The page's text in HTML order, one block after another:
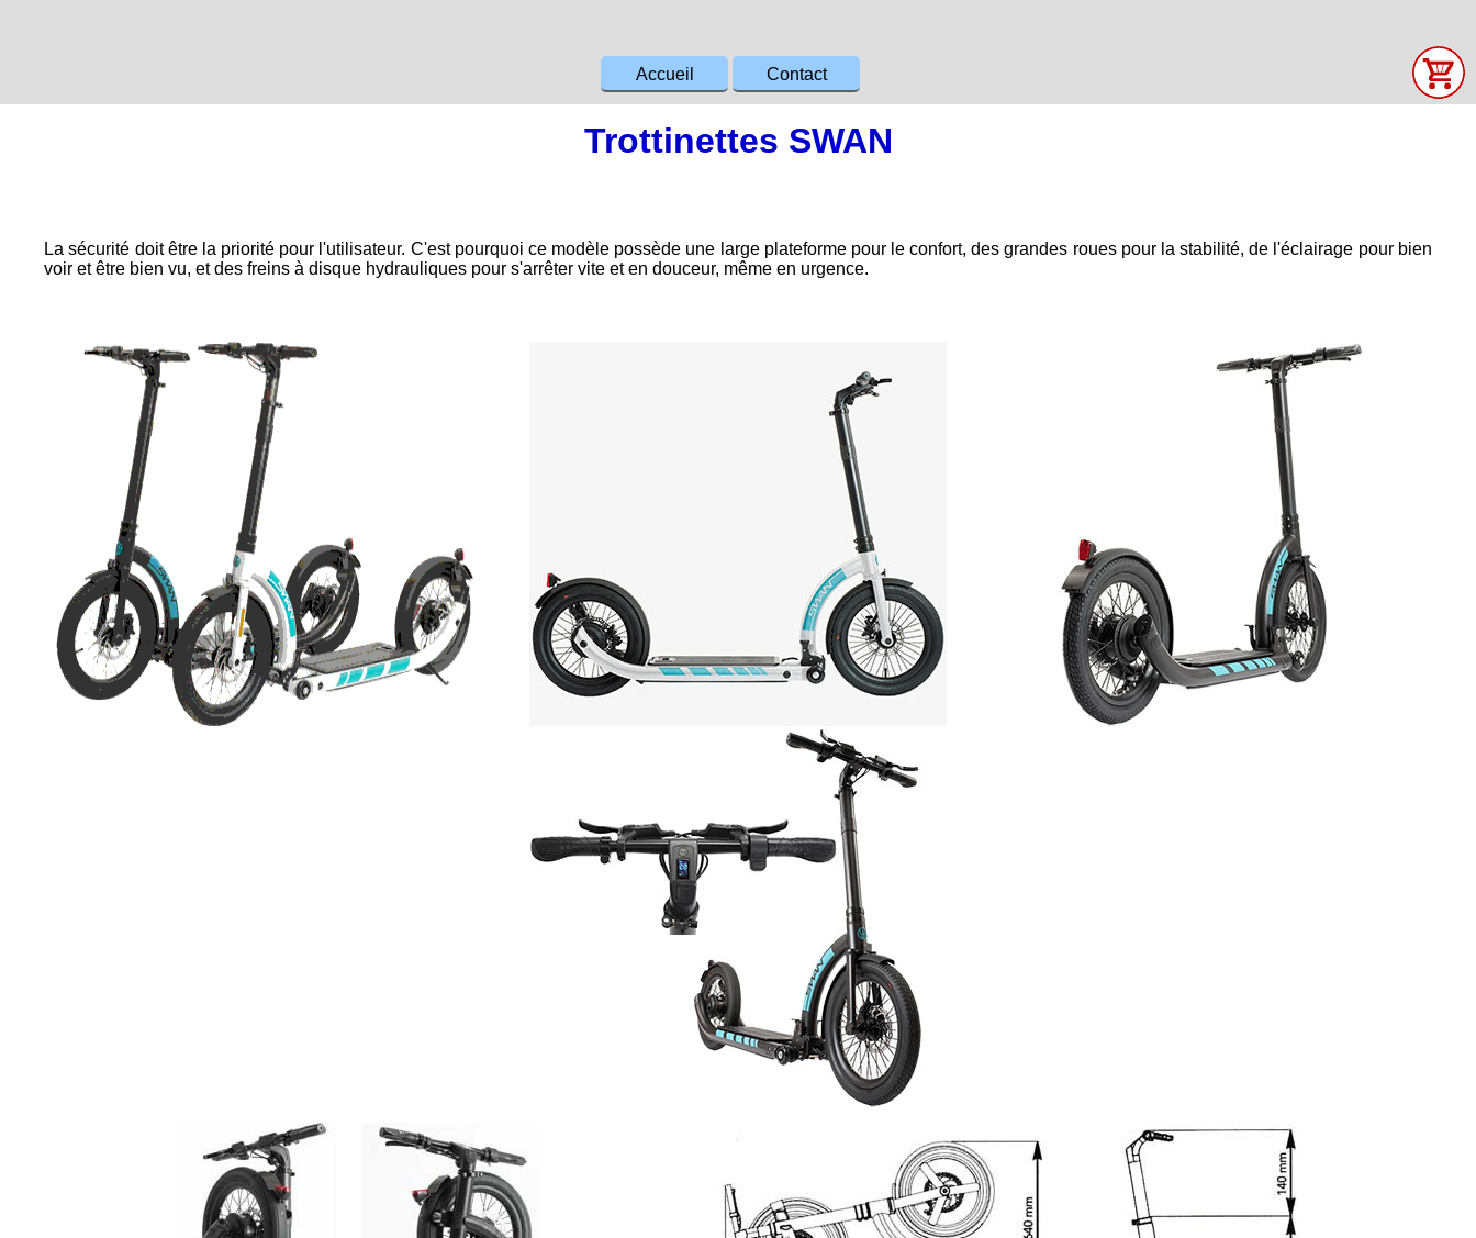
Accueil Contact
Trottinettes SWAN
La sécurité doit être la priorité pour l'utilisateur. C'est pourquoi ce modèle possède une large plateforme pour le confort, des grandes roues pour la stabilité, de l'éclairage pour bien
voir et être bien vu, et des freins à disque hydrauliques pour s'arrêter vite et en douceur, même en urgence.